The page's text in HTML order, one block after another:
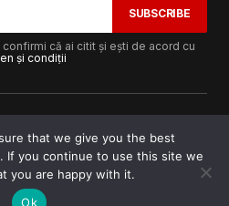
SUBSCRIBE
confirmi că ai citit și ești de acord cu
și condiții
· Toate drepturile
Media FX
that we give you the best
If you continue to use this site we
you are happy with it.
Ok